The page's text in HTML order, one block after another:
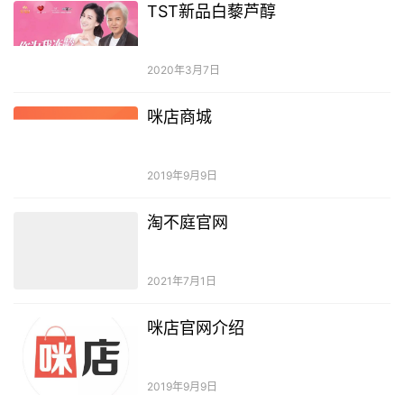
TST新品白藜芦醇
2020年3月7日
咪店商城
2019年9月9日
淘不庭官网
2021年7月1日
咪店官网介绍
2019年9月9日